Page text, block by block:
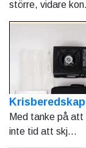
större, vidare
Krisberedskap
Med tanke på
inte tid att skj...